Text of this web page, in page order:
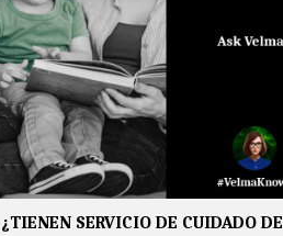
¿TIENEN SERVICIO DE CUIDADO DE